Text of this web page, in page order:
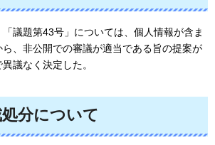
議題第43号」については、個人情報が含ま
、非公開での審議が適当である旨の提案が
議なく決定した。
分について